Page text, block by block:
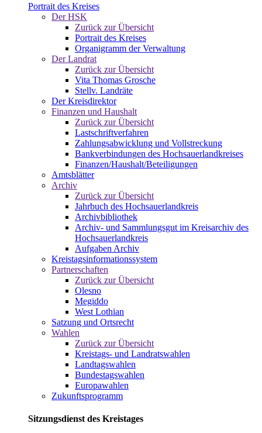
Portrait des Kreises
Der HSK
Zurück zur Übersicht
Portrait des Kreises
Organigramm der Verwaltung
Der Landrat
Zurück zur Übersicht
Vita Thomas Grosche
Stellv. Landräte
Der Kreisdirektor
Finanzen und Haushalt
Zurück zur Übersicht
Lastschriftverfahren
Zahlungsabwicklung und Vollstreckung
Bankverbindungen des Hochsauerlandkreises
Finanzen/Haushalt/Beteiligungen
Amtsblätter
Archiv
Zurück zur Übersicht
Jahrbuch des Hochsauerlandkreis
Archivbibliothek
Archiv- und Sammlungsgut im Kreisarchiv des
Hochsauerlandkreis
Aufgaben Archiv
Kreistagsinformationssystem
Partnerschaften
Zurück zur Übersicht
Olesno
Megiddo
West Lothian
Satzung und Ortsrecht
Wahlen
Zurück zur Übersicht
Kreistags- und Landratswahlen
Landtagswahlen
Bundestagswahlen
Europawahlen
Zukunftsprogramm
Sitzungsdienst des Kreistages